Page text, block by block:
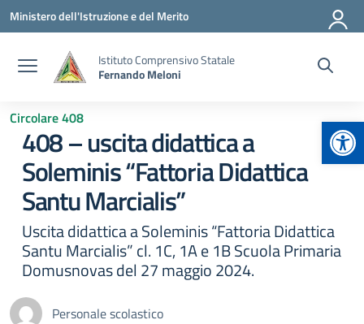
Vai ai contenuti
Vai al menu di navigazione
Vai al footer
Ministero dell'Istruzione e del Merito
Istituto Comprensivo Statale
Fernando Meloni
Circolare 408
408 – uscita didattica a
Soleminis “Fattoria Didattica
Santu Marcialis”
Uscita didattica a Soleminis “Fattoria Didattica
Santu Marcialis” cl. 1C, 1A e 1B Scuola Primaria
Domusnovas del 27 maggio 2024.
Personale scolastico